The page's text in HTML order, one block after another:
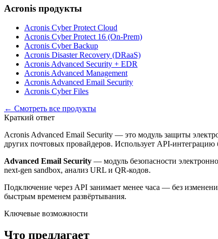
Acronis продукты
Acronis Cyber Protect Cloud
Acronis Cyber Protect 16 (On-Prem)
Acronis Cyber Backup
Acronis Disaster Recovery (DRaaS)
Acronis Advanced Security + EDR
Acronis Advanced Management
Acronis Advanced Email Security
Acronis Cyber Files
← Смотреть все продукты
Краткий ответ
Acronis Advanced Email Security — это модуль защиты
других почтовых провайдеров. Использует API-интеграцию
Advanced Email Security — модуль безопасности
next-gen sandbox, анализ URL и QR-кодов.
Подключение через API занимает менее часа — без
быстрым временем развёртывания.
Ключевые возможности
Что предлагает